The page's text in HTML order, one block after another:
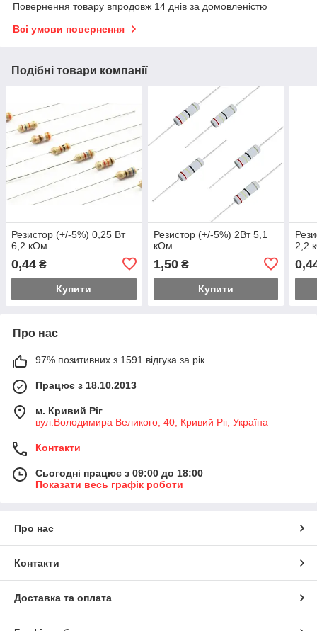
Повернення товару впродовж 14 днів за домовленістю
Всі умови повернення
Подібні товари компанії
Резистор (+/-5%) 0,25 Вт
6,2 кОм
0,44 ₴
Купити
Резистор (+/-5%) 2Вт 5,1
кОм
1,50₴
Купити
2,2
Про нас
97% позитивних з 1591 відгука за рік
Працює з 18.10.2013
м. Кривий Ріг
вул.Володимира Великого, 40, Кривий Ріг, Україна
Контакти
Сьогодні працює з 09:00 до 18:00
Показати весь графік роботи
Про нас
Контакти
Доставка та оплата